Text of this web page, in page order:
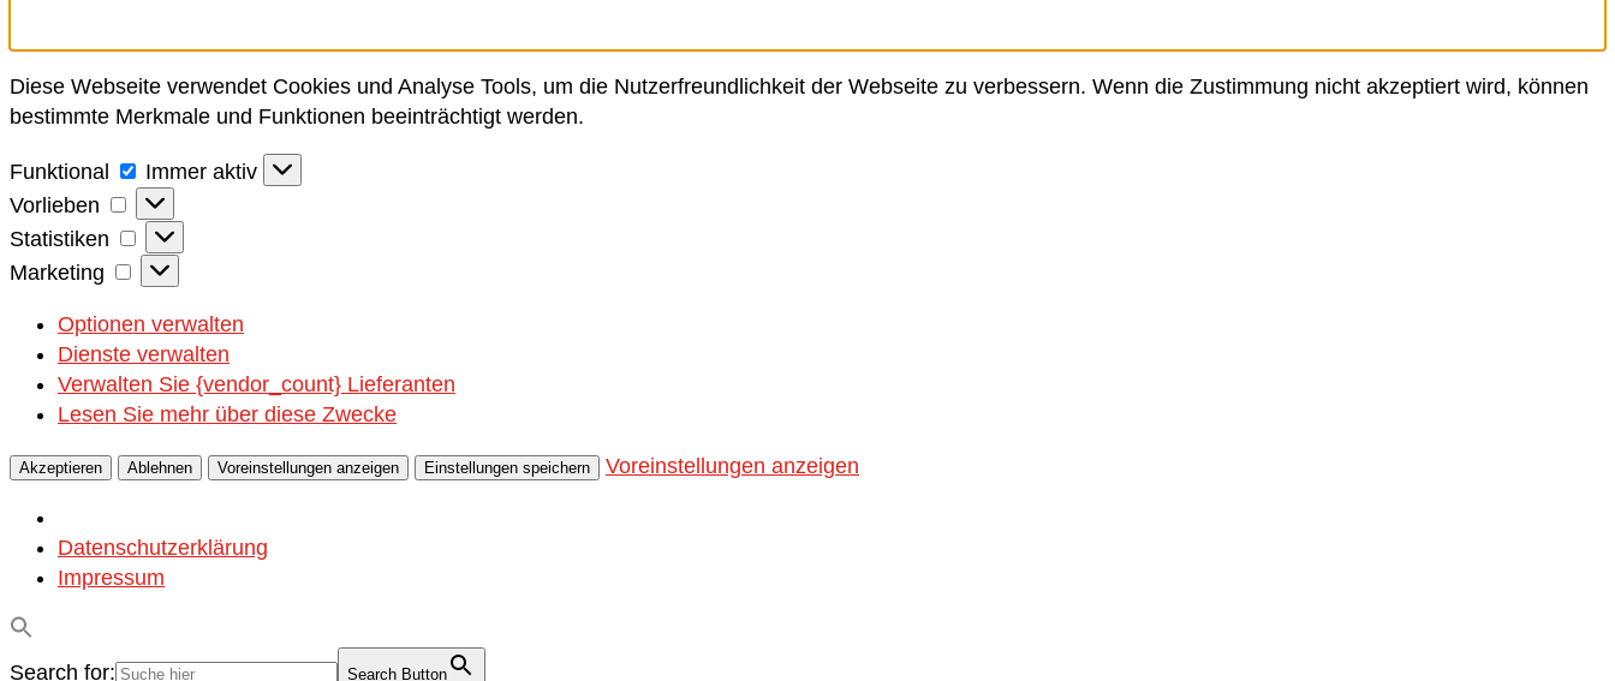
Diese Webseite verwendet Cookies und Analyse Tools, um die Nutzerfreundlichkeit der Webseite zu verbessern. Wenn die Zustimmung nicht akzeptiert wird, können
bestimmte Merkmale und Funktionen beeinträchtigt werden.
Funktional Funktional
Immer aktiv
Vorlieben
Vorlieben
Statistiken
Statistiken
Marketing
Marketing
Optionen verwalten
Dienste verwalten
Verwalten Sie {vendor_count} Lieferanten
Lesen Sie mehr über diese Zwecke
Akzeptieren Ablehnen Voreinstellungen anzeigen Einstellungen speichern Voreinstellungen anzeigen
Datenschutzerklärung
Impressum
Search for: Search Button